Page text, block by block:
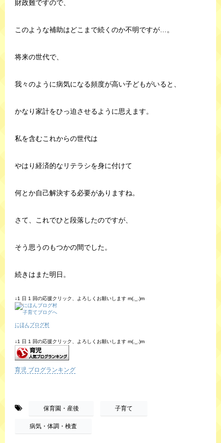
財政難ですので、
このような補助はどこまで続くのか不明ですが…。
将来の世代で、
我々のように病気になる頻度が高い子どもがいると、
かなり家計をひっ迫させるように思えます。
私を含むこれからの世代は
やはり経済的なリテラシを身に付けて
何とか自己解決する必要がありますね。
さて、これでひと段落したのですが、
そう思うのもつかの間でした。
続きはまた明日。
↓1 日 1 回の応援クリック、よろしくお願いします m(._.)m
にほんブログ村
↓1 日 1 回の応援クリック、よろしくお願いします m(._.)m
育児 ブログランキング
保育園・産後 子育て
病気・体調・検査